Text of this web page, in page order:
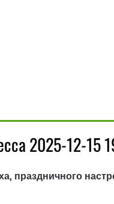
2025-12-15
праздничного